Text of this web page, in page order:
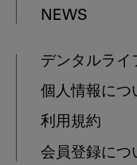
NEWS
デンタルライ
個人情報につ
利用規約
会員登録につ